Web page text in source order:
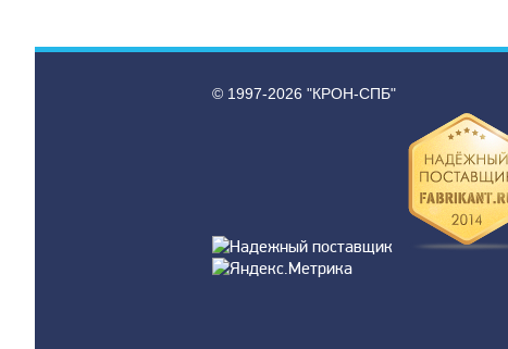
© 1997-2026 "КРОН-СПБ"